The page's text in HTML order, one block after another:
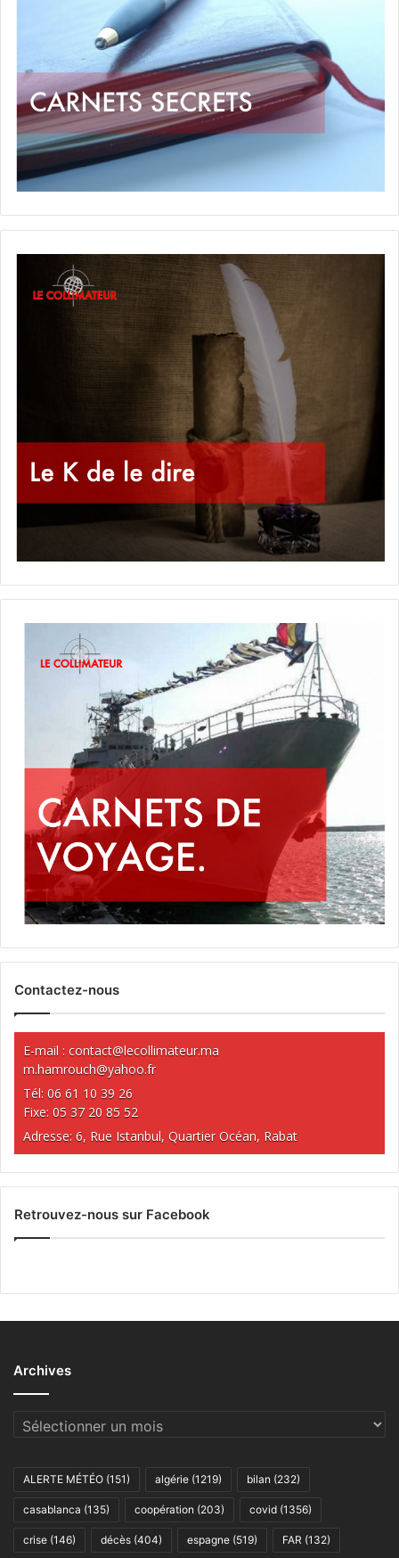
Contactez-nous
E-mail : contact@lecollimateur.ma
m.hamrouch@yahoo.fr
Tél: 06 61 10 39 26
Fixe: 05 37 20 85 52
Adresse: 6, Rue Istanbul, Quartier Océan, Rabat
Retrouvez-nous sur Facebook
Archives
Archives
ALERTE MÉTÉO (151) algérie (1219) bilan (232)
casablanca (135) coopération (203) covid (1356)
crise (146) décès (404) espagne (519) FAR (132)